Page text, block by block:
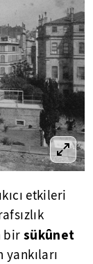
etkileri
bir sükûnet